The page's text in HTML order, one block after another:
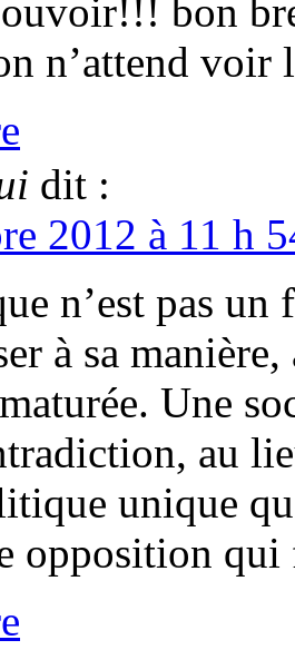
bon
n’attend voir
dit :
2012 à 11 h
n’est pas un
à sa
Une
au
unique
opposition qui